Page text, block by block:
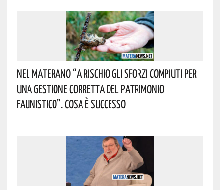
Nel Materano “a Rischio Gli Sforzi Compiuti Per
Una Gestione Corretta Del Patrimonio
Faunistico”. Cosa È Successo